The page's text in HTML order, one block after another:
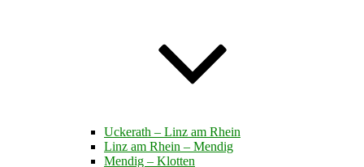
Uckerath – Linz am Rhein
Linz am Rhein – Mendig
Mendig – Klotten